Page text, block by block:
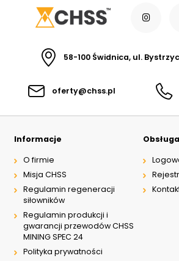
58-100 Świdnica, ul.
oferty@chss.pl
Informacje
O firmie
Misja CHSS
Regulamin regeneracji
siłowników
Regulamin produkcji i
gwarancji przewodów CHSS
MINING SPEC 24
Polityka prywatności